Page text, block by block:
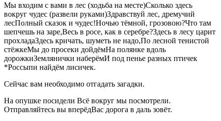
Мы входим с вами в лес (ходьба на месте)Сколько здесь
вокруг чудес (развели руками)Здравствуй лес, дремучий
лесПолный сказок и чудес!Ночью тёмной, грозовою?Что там
шепчешь на заре,Весь в росе, как в серебре?Здесь в лесу царит
прохладаЗдесь кричать, шуметь не надо,По лесной тенистой
стёжкеМы до просеки дойдёмНа полянке вдоль
дорожкиЗемлянички наберёмИ под пенье разных птичек
*Россыпи найдём лисичек.
Сейчас вам необходимо отгадать загадки.
На опушке посидели Всё вокруг мы посмотрели.
Отправляйтесь вы вперёдВас дорога в даль зовёт.